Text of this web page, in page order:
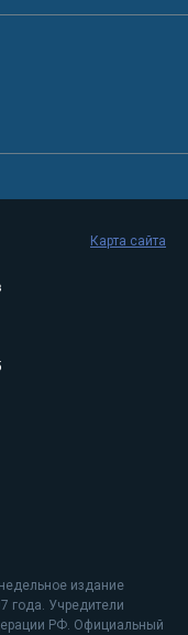
издание
года. Учредители
РФ. Официальный
Карта сайта